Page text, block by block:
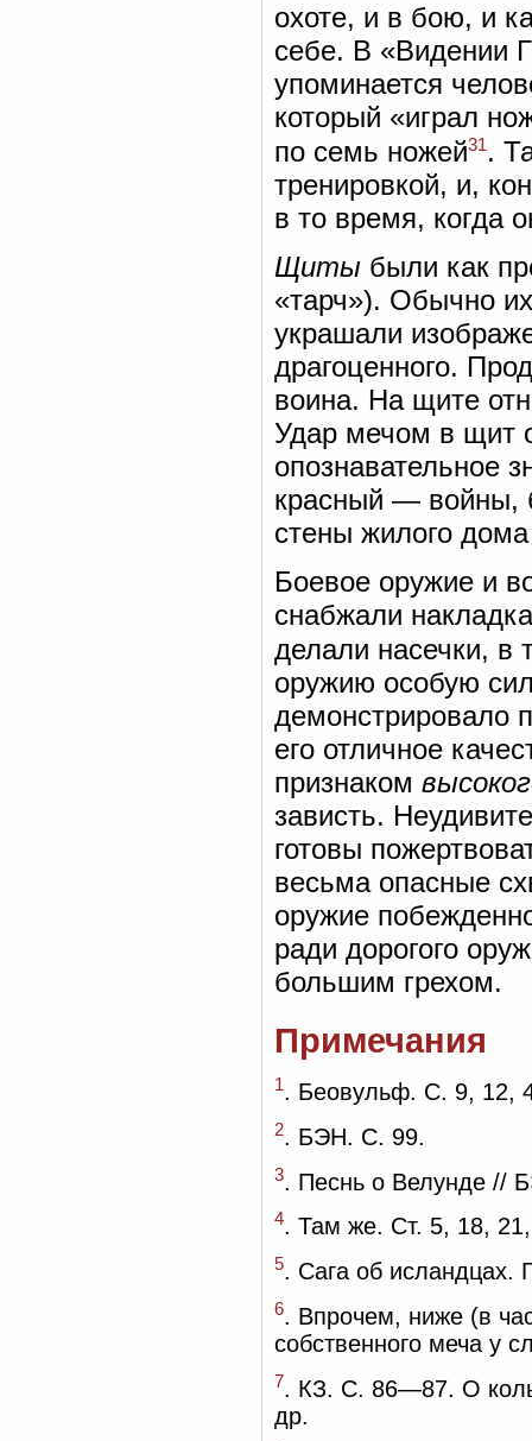
охоте, и в бою, и
себе. В «Видении
упоминается
который «играл
по семь ножей31.
тренировкой, и,
в то время, когда
Щиты были как
«тарч»). Обычно
украшали
драгоценного.
воина. На щите
Удар мечом в щит
опознавательное
красный — войны,
стены жилого
Боевое оружие и
снабжали
делали насечки, в
оружию особую
демонстрировало
его отличное
признаком
зависть.
готовы
весьма опасные
оружие
ради дорогого
большим грехом.
Примечания
1. Беовульф. С. 9, 12,
2. БЭН. С. 99.
3 . Песнь о Велунде
4. Там же. Ст. 5, 18,
5. Сага об исландцах.
6. Впрочем, ниже (в
собственного меча у
7. КЗ. С. 86—87. О
др.